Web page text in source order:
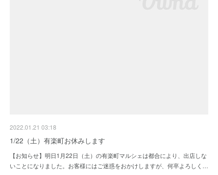
2022.01.21 03:18
1/22（土）有楽町お休みします
【お知らせ】明日1月22日（土）の有楽町マルシェは都合により、出店しな
いことになりました。お客様にはご迷惑をおかけしますが、何卒よろしく…